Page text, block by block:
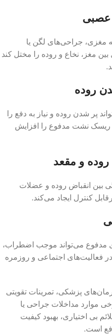
عصبی
مغزی، جراحی‌های لگن یا
مغز، نخاع و روده را مختل کند
روده
پر شدن روده و نیاز به دفع را
نشت مدفوع را افزایش
روده و مقعد
انقباض روده و عضلات
کنترل ایجاد می‌کند.
مدفوع می‌تواند موجب اضطراب،
فعالیت‌های اجتماعی و روزمره
پزشکی، تمرینات تقویتی
موارد مداخلات جراحی یا
بی اختیاری، بهبود کیفیت
است.